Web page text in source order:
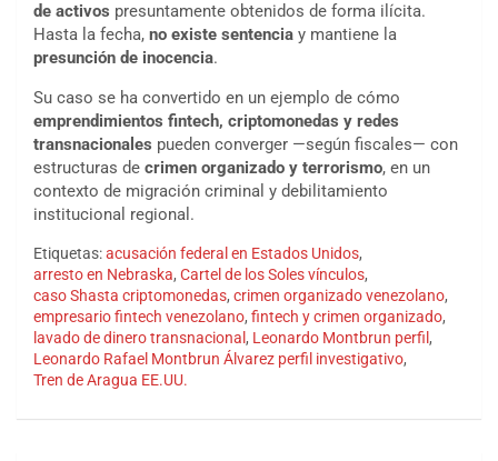
de activos presuntamente obtenidos de forma ilícita.
Hasta la fecha, no existe sentencia y mantiene la
presunción de inocencia.
Su caso se ha convertido en un ejemplo de cómo
emprendimientos fintech, criptomonedas y redes
transnacionales pueden converger —según fiscales— con
estructuras de crimen organizado y terrorismo, en un
contexto de migración criminal y debilitamiento
institucional regional.
Etiquetas:acusación federal en Estados Unidos,
arresto en Nebraska, Cartel de los Soles vínculos,
caso Shasta criptomonedas, crimen organizado venezolano,
empresario fintech venezolano, fintech y crimen organizado,
lavado de dinero transnacional , Leonardo Montbrun perfil ,
Leonardo Rafael Montbrun Álvarez perfil investigativo,
Tren de Aragua EE.UU.